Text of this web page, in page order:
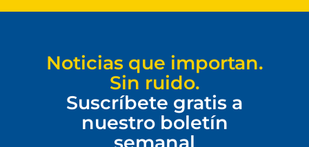
Noticias que importan.
Sin ruido.
Suscríbete gratis a
nuestro boletín